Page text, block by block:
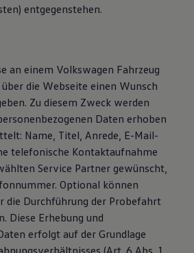
entgegenstehen.
an einem Volkswagen Fahrzeug
die Webseite einen Wunsch
Zu diesem Zweck werden
Daten erhoben
Name, Titel, Anrede, E-Mail-
telefonische Kontaktaufnahme
Service Partner gewünscht,
Optional können
die Durchführung der Probefahrt
Diese Erhebung und
erfolgt auf der Grundlage
(Art. 6 Abs. 1